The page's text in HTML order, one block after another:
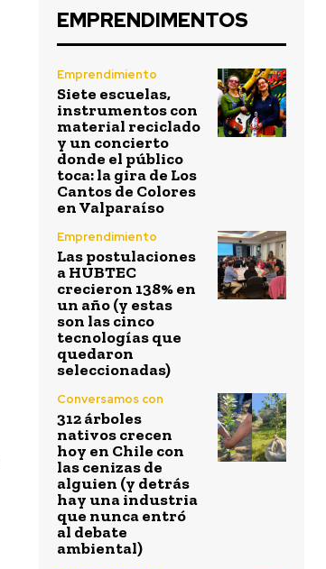
EMPRENDIMENTOS
Emprendimiento
Siete escuelas,
instrumentos con
material reciclado
y un concierto
donde el público
toca: la gira de Los
Cantos de Colores
en Valparaíso
Emprendimiento
Las postulaciones
a HUBTEC
crecieron 138% en
un año (y estas
son las cinco
tecnologías que
quedaron
seleccionadas)
Conversamos con
312 árboles
nativos crecen
hoy en Chile con
las cenizas de
alguien (y detrás
hay una industria
que nunca entró
al debate
ambiental)